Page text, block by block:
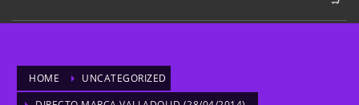
HOME
UNCATEGORIZED